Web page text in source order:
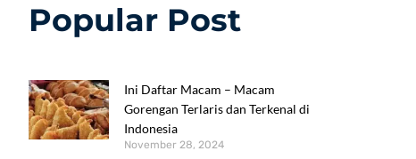
Popular Post
Ini Daftar Macam – Macam
Gorengan Terlaris dan Terkenal di
Indonesia
November 28, 2024